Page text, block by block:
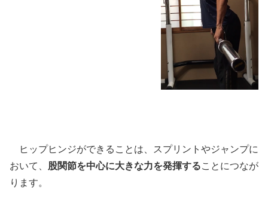
ヒップヒンジができることは、スプリントやジャンプに
おいて、 股関節を中心に大きな力を発揮することにつなが
ります。